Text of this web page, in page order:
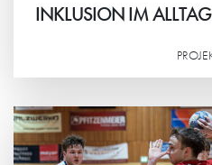
INKLUSION IM